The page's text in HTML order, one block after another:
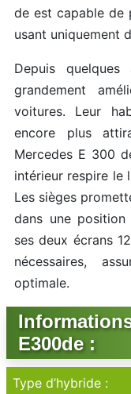
de est capable de
usant uniquement
Depuis quelques
grandement
voitures. Leur
encore plus
Mercedes E 300
intérieur respire le
Les sièges
dans une
ses deux écrans
nécessaires,
optimale.
E300de :
Type d’hybride :